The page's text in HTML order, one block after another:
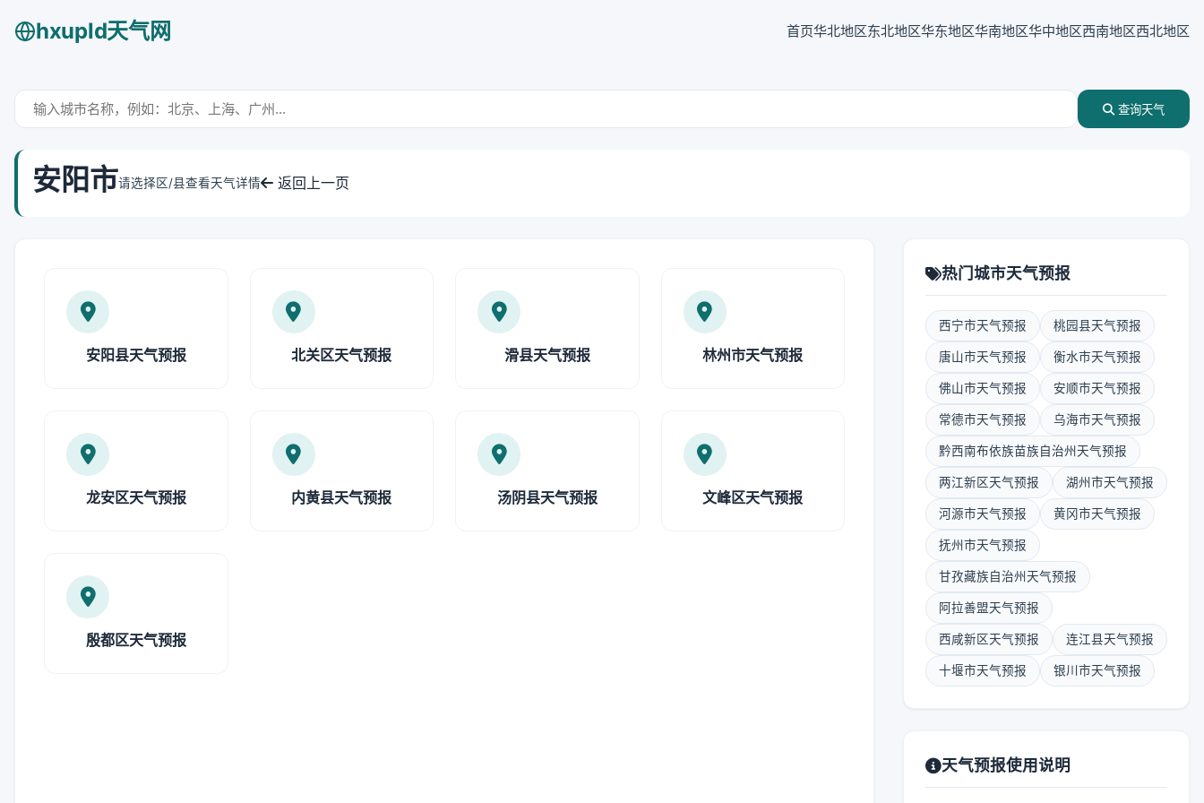
hxupld天气网 首页华北地区东北地区华东地区华南地区华中地区西南地区西北地区
查询天气
安阳市请选择区/县查看天气详情 返回上一页
安阳县天气预报 北关区天气预报 滑县天气预报 林州市天气预报
龙安区天气预报 内黄县天气预报 汤阴县天气预报 文峰区天气预报
殷都区天气预报
热门城市天气预报
西宁市天气预报 桃园县天气预报
唐山市天气预报 衡水市天气预报
佛山市天气预报 安顺市天气预报
常德市天气预报 乌海市天气预报
黔西南布依族苗族自治州天气预报
两江新区天气预报 湖州市天气预报
河源市天气预报 黄冈市天气预报
抚州市天气预报
甘孜藏族自治州天气预报
阿拉善盟天气预报
西咸新区天气预报 连江县天气预报
十堰市天气预报 银川市天气预报
天气预报使用说明